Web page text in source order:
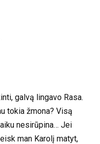
galvą lingavo Rasa.
tokia žmona? Visą
nesirūpina… Jei
man Karolį matyt,